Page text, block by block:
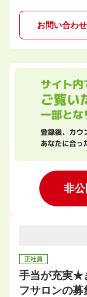
お問い合わせ
サイト内
ご覧い
一部とな
登録後、カウ
あなたに合っ
非
正社員
手当が充実★
フサロンの募